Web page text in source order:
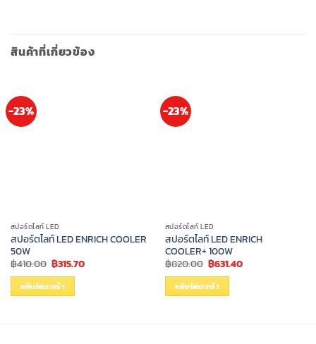
สินค้าที่เกี่ยวข้อง
-23%
สปอร์ตไลท์ LED
สปอร์ตไลท์ LED ENRICH COOLER
50W
฿410.00 Original
price
was:
฿410.00.
฿315.70Current
หยิบใส่ตะกร้า
-23%
สปอร์ตไลท์ LED
สปอร์ตไลท์ LED ENRICH
COOLER+ 100W
฿820.00 Original
price
was:
฿820.00.
฿631.40Current
หยิบใส่ตะกร้า